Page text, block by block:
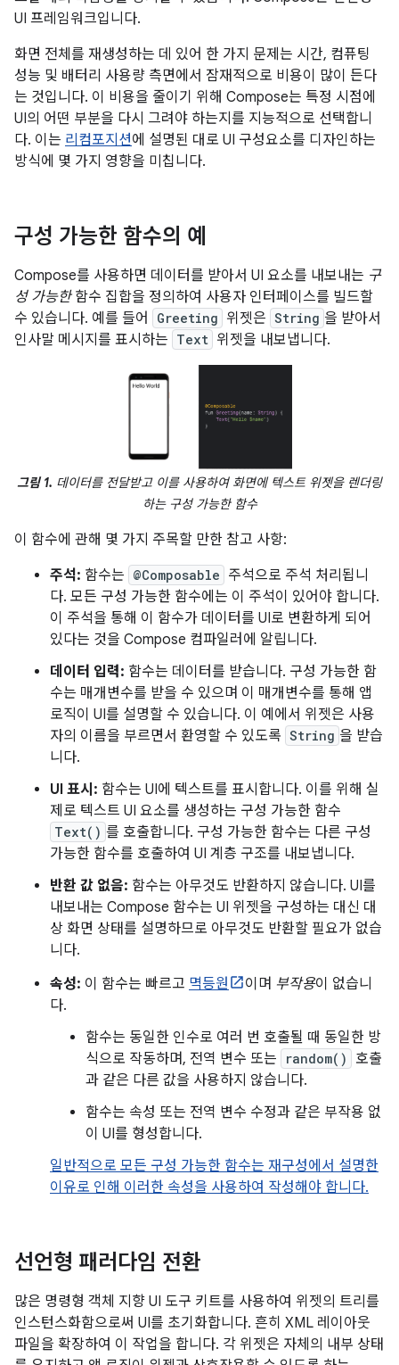
UI 프레임워크입니다.
화면 전체를 재생성하는 데 있어 한 가지 문제는 시간, 컴퓨팅
성능 및 배터리 사용량 측면에서 잠재적으로 비용이 많이 든다
는 것입니다. 이 비용을 줄이기 위해 Compose는 특정 시점에
UI의 어떤 부분을 다시 그려야 하는지를 지능적으로 선택합니
다. 이는 리컴포지션에 설명된 대로 UI 구성요소를 디자인하는
방식에 몇 가지 영향을 미칩니다.
구성 가능한 함수의 예
Compose를 사용하면 데이터를 받아서 UI 요소를 내보내는 구
성 가능한함수 집합을 정의하여 사용자 인터페이스를 빌드할
수 있습니다. 예를 들어
Greeting 위젯은 String 을 받아서
인사말 메시지를 표시하는 Text 위젯을 내보냅니다.
그림 1. 데이터를 전달받고 이를 사용하여 화면에 텍스트 위젯을 렌더링
하는 구성 가능한 함수
이 함수에 관해 몇 가지 주목할 만한 참고 사항:
주석: 함수는 @Composable 주석으로 주석 처리됩니
다. 모든 구성 가능한 함수에는 이 주석이 있어야 합니다.
이 주석을 통해 이 함수가 데이터를 UI로 변환하게 되어
있다는 것을 Compose 컴파일러에 알립니다.
데이터 입력: 함수는 데이터를 받습니다. 구성 가능한 함
수는 매개변수를 받을 수 있으며 이 매개변수를 통해 앱
로직이 UI를 설명할 수 있습니다. 이 예에서 위젯은 사용
자의 이름을 부르면서 환영할 수 있도록 String 을 받습
니다.
UI 표시: 함수는 UI에 텍스트를 표시합니다. 이를 위해 실
제로 텍스트 UI 요소를 생성하는 구성 가능한 함수
Text() 를 호출합니다. 구성 가능한 함수는 다른 구성
가능한 함수를 호출하여 UI 계층 구조를 내보냅니다.
반환 값 없음: 함수는 아무것도 반환하지 않습니다. UI를
내보내는 Compose 함수는 UI 위젯을 구성하는 대신 대
상 화면 상태를 설명하므로 아무것도 반환할 필요가 없습
니다.
속성: 이 함수는 빠르고 멱등원 이며 부작용이 없습니
다.
함수는 동일한 인수로 여러 번 호출될 때 동일한 방
식으로 작동하며, 전역 변수 또는
random()
호출
과 같은 다른 값을 사용하지 않습니다.
함수는 속성 또는 전역 변수 수정과 같은 부작용 없
이 UI를 형성합니다.
일반적으로 모든 구성 가능한 함수는 재구성에서 설명한
이유로 인해 이러한 속성을 사용하여 작성해야 합니다.
선언형 패러다임 전환
많은 명령형 객체 지향 UI 도구 키트를 사용하여 위젯의 트리를
인스턴스화함으로써 UI를 초기화합니다. 흔히 XML 레이아웃
파일을 확장하여 이 작업을 합니다. 각 위젯은 자체의 내부 상태